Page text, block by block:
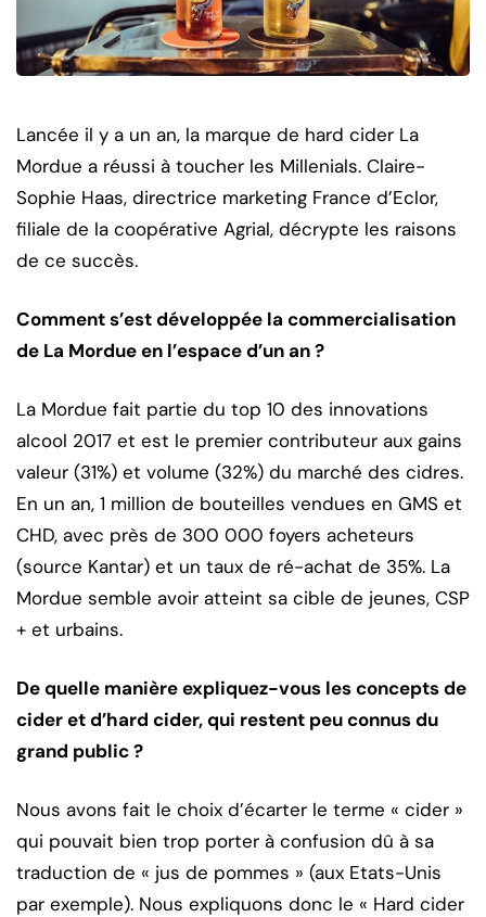
Lancée il y a un an, la marque de hard cider La
Mordue a réussi à toucher les Millenials. Claire-
Sophie Haas, directrice marketing France d’Eclor,
filiale de la coopérative Agrial, décrypte les raisons
de ce succès.
Comment s’est développée la commercialisation
de La Mordue en l’espace d’un an ?
La Mordue fait partie du top 10 des innovations
alcool 2017 et est le premier contributeur aux gains
valeur (31%) et volume (32%) du marché des cidres.
En un an, 1 million de bouteilles vendues en GMS et
CHD, avec près de 300 000 foyers acheteurs
(source Kantar) et un taux de ré-achat de 35%. La
Mordue semble avoir atteint sa cible de jeunes, CSP
+ et urbains.
De quelle manière expliquez-vous les concepts de
cider et d’hard cider, qui restent peu connus du
grand public ?
Nous avons fait le choix d’écarter le terme « cider »
qui pouvait bien trop porter à confusion dû à sa
traduction de « jus de pommes » (aux Etats-Unis
par exemple). Nous expliquons donc le « Hard cider